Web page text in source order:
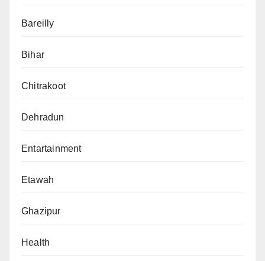
Bareilly
Bihar
Chitrakoot
Dehradun
Entartainment
Etawah
Ghazipur
Health